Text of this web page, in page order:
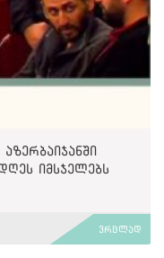
იმსჯელებს
ვრცლად